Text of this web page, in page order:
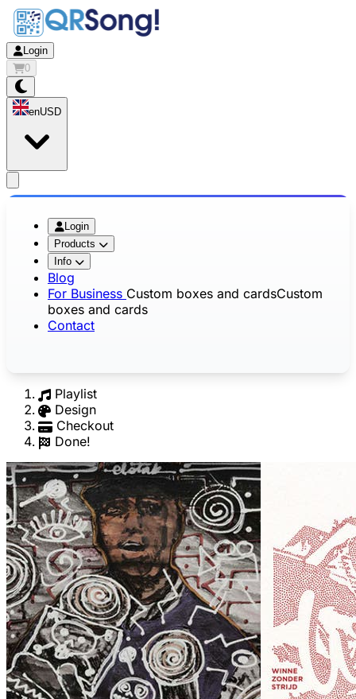
Login
0
enUSD
Login
Products
Info
Blog
For Business Custom boxes and cardsCustom
boxes and cards
Contact
Playlist
Design
Checkout
Done!